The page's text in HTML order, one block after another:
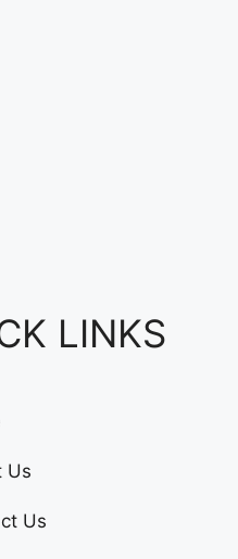
LINKS
Us
Us